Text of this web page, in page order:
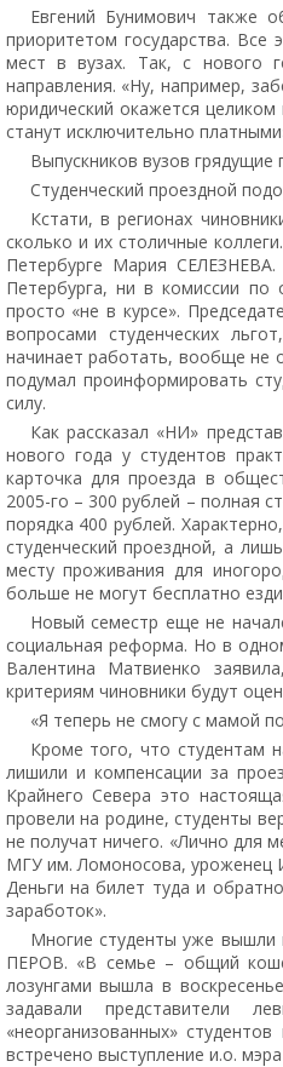
Евгений Бунимович также
приоритетом государства.
мест в вузах. Так, с нового
направления. «Ну, например,
юридический окажется
станут исключительно
Выпускников вузов
Студенческий проездной
Кстати, в регионах
сколько и их столичные
Петербурге Мария
Петербурга, ни в комиссии по
просто «не в курсе».
вопросами студенческих
начинает работать, вообще не
подумал проинформировать
силу.
Как рассказал «НИ»
нового года у студентов
карточка для проезда в
2005-го – 300 рублей – полная
порядка 400 рублей.
студенческий проездной, а
месту проживания для
больше не могут бесплатно
Новый семестр еще не
социальная реформа. Но в
Валентина Матвиенко
критериям чиновники будут
«Я теперь не смогу с мамой
Кроме того, что студентам
лишили и компенсации за
Крайнего Севера это
провели на родине, студенты
не получат ничего. «Лично для
МГУ им. Ломоносова, уроженец
Деньги на билет туда и
заработок».
Многие студенты уже вышли
ПЕРОВ. «В семье – общий
лозунгами вышла в
задавали представители
«неорганизованных»
встречено выступление и.о.